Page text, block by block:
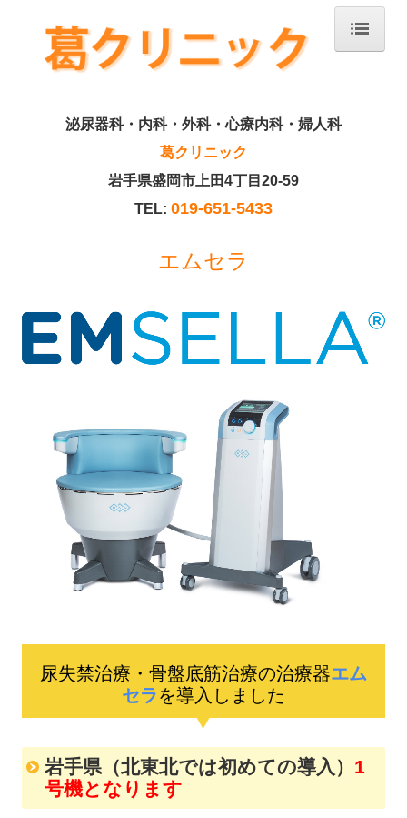
ホーム
医師紹介
はじめての方へ
美容医療
泌尿器科・内科・外科・心療内科・婦人科
葛クリニック
岩手県盛岡市上田4丁目20-59
TEL: 019-651-5433
エムセラ
尿失禁治療・骨盤底筋治療の治療器エム
セラを導入しました
岩手県（北東北では初めての導入） 1
号機となります